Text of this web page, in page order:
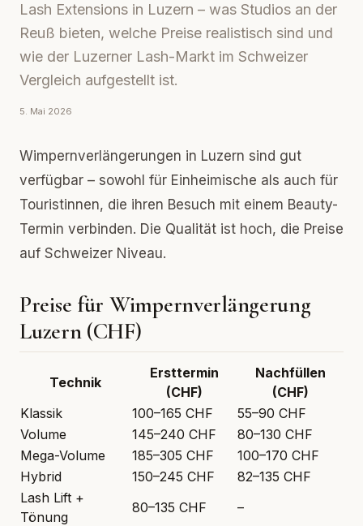
Lash Extensions in Luzern – was Studios an der
Reuß bieten, welche Preise realistisch sind und
wie der Luzerner Lash-Markt im Schweizer
Vergleich aufgestellt ist.
5. Mai 2026
Wimpernverlängerungen in Luzern sind gut
verfügbar – sowohl für Einheimische als auch für
Touristinnen, die ihren Besuch mit einem Beauty-
Termin verbinden. Die Qualität ist hoch, die Preise
auf Schweizer Niveau.
Preise für Wimpernverlängerung
Luzern (CHF)
Technik
Ersttermin
(CHF)
Nachfüllen
(CHF)
Klassik
100–165 CHF
55–90 CHF
Volume
145–240 CHF
80–130 CHF
Mega-Volume
185–305 CHF
100–170 CHF
Hybrid
150–245 CHF
82–135 CHF
Lash Lift +
Tönung
80–135 CHF –